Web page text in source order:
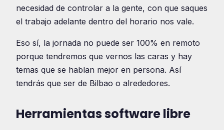
necesidad de controlar a la gente, con que saques
el trabajo adelante dentro del horario nos vale.
Eso sí, la jornada no puede ser 100% en remoto
porque tendremos que vernos las caras y hay
temas que se hablan mejor en persona. Así
tendrás que ser de Bilbao o alrededores.
Herramientas software libre